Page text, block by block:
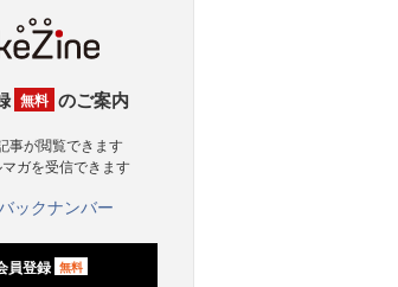
無料 のご案内
事が閲覧できます
マガを受信できます
ックナンバー
員登録 無料